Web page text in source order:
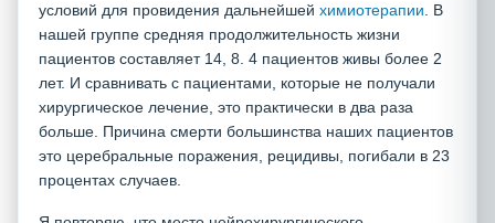
условий для провидения дальнейшей химиотерапии . В
нашей группе средняя продолжительность жизни
пациентов составляет 14, 8. 4 пациентов живы более 2
лет. И сравнивать с пациентами, которые не получали
хирургическое лечение, это практически в два раза
больше. Причина смерти большинства наших пациентов
это церебральные поражения, рецидивы, погибали в 23
процентах случаев.